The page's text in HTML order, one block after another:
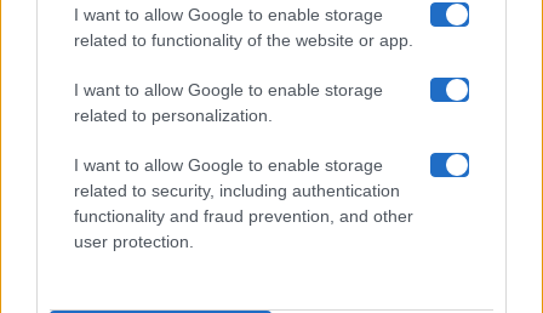
I want to allow Google to enable storage
related to functionality of the website or app.
I want to allow Google to enable storage
related to personalization.
I want to allow Google to enable storage
related to security, including authentication
functionality and fraud prevention, and other
user protection.
Privacy Policy
Cookie Policy